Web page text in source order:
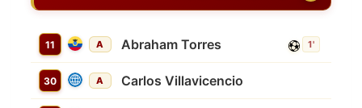
11 A Abraham Torres 1'
30 A Carlos Villavicencio